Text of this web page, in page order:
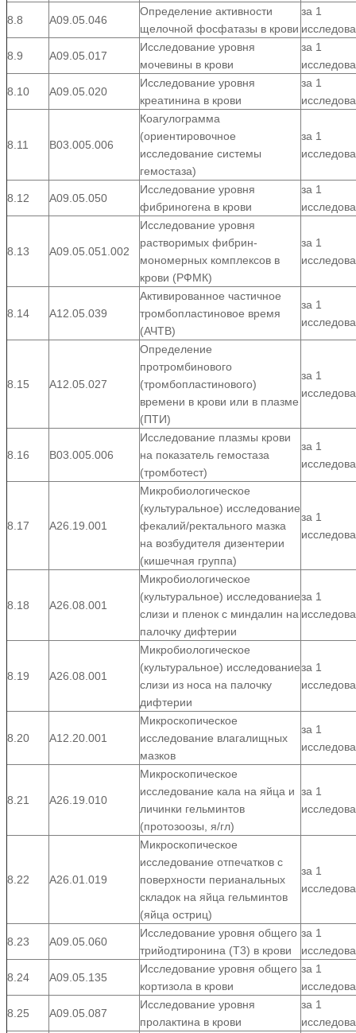
8.8 А09.05.046
Определение активности
щелочной фосфатазы в крови
за 1
8.9 А09.05.017
Исследование уровня
мочевины в крови
за 1
8.10 А09.05.020
Исследование уровня
креатинина в крови
за 1
8.11 В03.005.006
Коагулограмма
(ориентировочное
исследование системы
гемостаза)
за 1
8.12 А09.05.050
Исследование уровня
фибриногена в крови
за 1
8.13 А09.05.051.002
Исследование уровня
растворимых фибрин-
мономерных комплексов в
крови (РФМК)
за 1
8.14 А12.05.039
Активированное частичное
тромбопластиновое время
(АЧТВ)
за 1
8.15 А12.05.027
Определение
протромбинового
(тромбопластинового)
времени в крови или в плазме
(ПТИ)
за 1
8.16 В03.005.006
Исследование плазмы крови
на показатель гемостаза
(тромботест)
за 1
8.17 А26.19.001
Микробиологическое
(культуральное) исследование
фекалий/ректального мазка
на возбудителя дизентерии
(кишечная группа)
за 1
8.18 А26.08.001
Микробиологическое
(культуральное) исследование
слизи и пленок с миндалин на
палочку дифтерии
за 1
8.19 А26.08.001
Микробиологическое
(культуральное) исследование
слизи из носа на палочку
дифтерии
за 1
8.20 А12.20.001
Микроскопическое
исследование влагалищных
мазков
за 1
8.21 А26.19.010
Микроскопическое
исследование кала на яйца и
личинки гельминтов
(протозоозы, я/гл)
за 1
8.22 А26.01.019
Микроскопическое
исследование отпечатков с
поверхности перианальных
складок на яйца гельминтов
(яйца остриц)
за 1
8.23 А09.05.060
Исследование уровня общего
трийодтиронина (Т3) в крови
за 1
8.24 А09.05.135
Исследование уровня общего
кортизола в крови
за 1
8.25 А09.05.087
Исследование уровня
пролактина в крови
за 1